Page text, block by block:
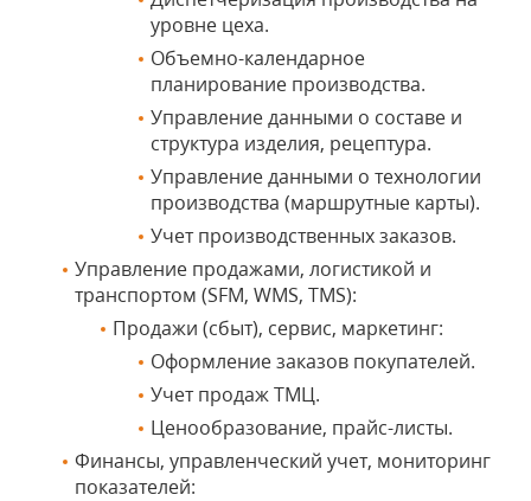
уровне цеха.
Объемно-календарное
планирование производства.
Управление данными о составе и
структура изделия, рецептура.
Управление данными о технологии
производства (маршрутные карты).
Учет производственных заказов.
Управление продажами, логистикой и
транспортом (SFM, WMS, TMS):
Продажи (сбыт), сервис, маркетинг:
Оформление заказов покупателей.
Учет продаж ТМЦ.
Ценообразование, прайс-листы.
Финансы, управленческий учет, мониторинг
показателей: